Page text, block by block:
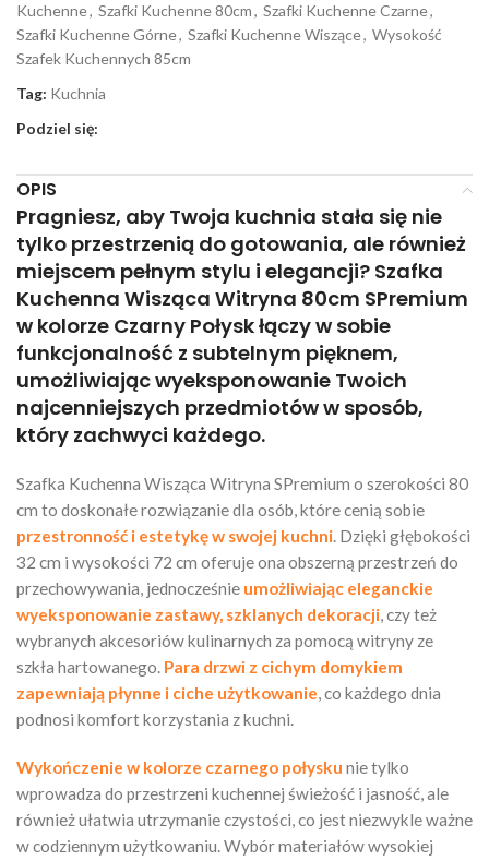
Kuchenne, Szafki Kuchenne 80cm, Szafki Kuchenne Czarne,
Szafki Kuchenne Górne, Szafki Kuchenne Wiszące, Wysokość
Szafek Kuchennych 85cm
Tag: Kuchnia
Podziel się:
OPIS
Pragniesz, aby Twoja kuchnia stała się nie
tylko przestrzenią do gotowania, ale również
miejscem pełnym stylu i elegancji? Szafka
Kuchenna Wisząca Witryna 80cm SPremium
w kolorze Czarny Połysk łączy w sobie
funkcjonalność z subtelnym pięknem,
umożliwiając wyeksponowanie Twoich
najcenniejszych przedmiotów w sposób,
który zachwyci każdego.
Szafka Kuchenna Wisząca Witryna SPremium o szerokości 80
cm to doskonałe rozwiązanie dla osób, które cenią sobie
przestronność i estetykę w swojej kuchni. Dzięki głębokości
32 cm i wysokości 72 cm oferuje ona obszerną przestrzeń do
przechowywania, jednocześnie umożliwiając eleganckie
wyeksponowanie zastawy, szklanych dekoracji, czy też
wybranych akcesoriów kulinarnych za pomocą witryny ze
szkła hartowanego. Para drzwi z cichym domykiem
zapewniają płynne i ciche użytkowanie, co każdego dnia
podnosi komfort korzystania z kuchni.
Wykończenie w kolorze czarnego połysku nie tylko
wprowadza do przestrzeni kuchennej świeżość i jasność, ale
również ułatwia utrzymanie czystości, co jest niezwykle ważne
w codziennym użytkowaniu. Wybór materiałów wysokiej